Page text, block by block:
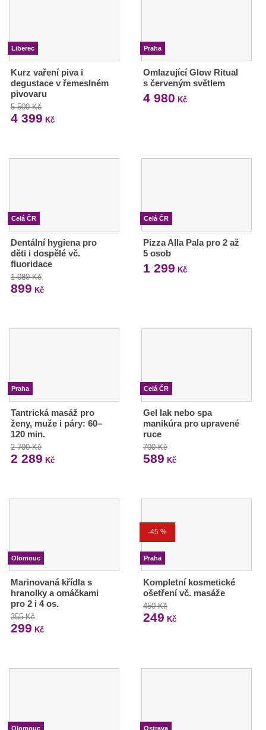
Liberec
Kurz vaření piva i
degustace v řemeslném
pivovaru
5 500 Kč
4 399 Kč
Praha
Omlazující Glow Ritual
s červeným světlem
4 980 Kč
Celá ČR
Dentální hygiena pro
děti i dospělé vč.
fluoridace
1 080 Kč
899 Kč
Celá ČR
Pizza Alla Pala pro 2 až
5 osob
1 299 Kč
Praha
Tantrická masáž pro
ženy, muže i páry: 60–
120 min.
2 700 Kč
2 289 Kč
Celá ČR
Gel lak nebo spa
manikúra pro upravené
ruce
700 Kč
589 Kč
Olomouc
Marinovaná křídla s
hranolky a omáčkami
pro 2 i 4 os.
355 Kč
299 Kč
-45 %
Praha
Kompletní kosmetické
ošetření vč. masáže
450 Kč
249 Kč
Olomouc Ostrava